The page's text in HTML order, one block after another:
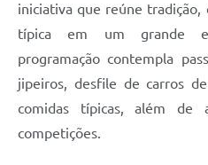
iniciativa que reúne
típica em um grande
programação contempla
jipeiros, desfile de carros
comidas típicas, além de
competições.